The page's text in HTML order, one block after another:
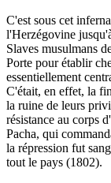
C'est sous cet
l'Herzégovine
Slaves musulmans
Porte pour établir
essentiellement
C'était, en effet, la
la ruine de leurs
résistance au corps
Pacha, qui
la répression fut
tout le pays (1802).